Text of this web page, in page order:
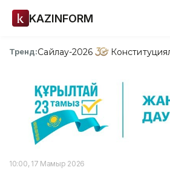
KAZINFORM
Тренд:Сайлау-2026
10:00, 17 Мамыр 2026